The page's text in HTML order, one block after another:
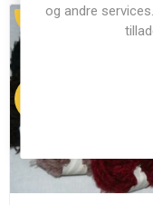
UDSALG
og andre